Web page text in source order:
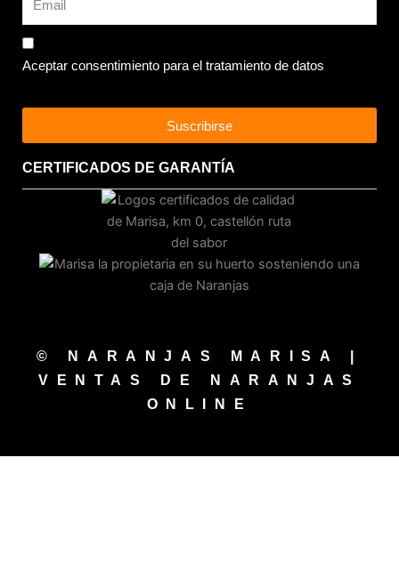
Aceptar consentimiento para el tratamiento de datos
Suscribirse
CERTIFICADOS DE GARANTÍA
© NARANJAS MARISA |
VENTAS DE NARANJAS
ONLINE